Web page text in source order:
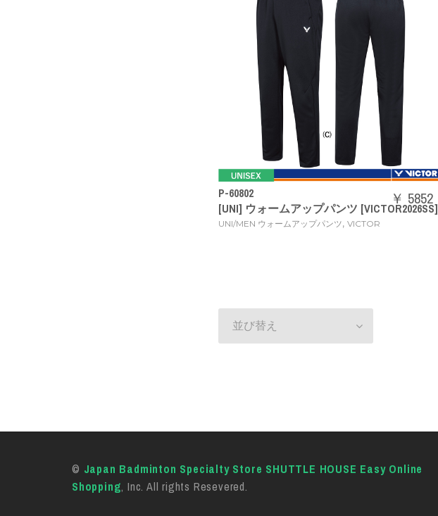
P-60802
[UNI] ウォームアップパンツ [VICTOR2026SS]
UNI/MEN ウォームアップパンツ, VICTOR
￥ 5852
並び替え
© Japan Badminton Specialty Store SHUTTLE HOUSE Easy Online
Shopping, Inc. All rights Resevered.